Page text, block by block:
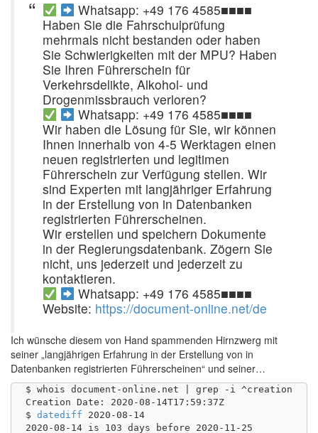
Whatsapp: +49 176 4585■■■■
Haben Sie die Fahrschulprüfung
mehrmals nicht bestanden oder haben
Sie Schwierigkeiten mit der MPU? Haben
Sie Ihren Führerschein für
Verkehrsdelikte, Alkohol- und
Drogenmissbrauch verloren?
Whatsapp: +49 176 4585■■■■
Wir haben die Lösung für Sie, wir können
Ihnen innerhalb von 4-5 Werktagen einen
neuen registrierten und legitimen
Führerschein zur Verfügung stellen. Wir
sind Experten mit langjähriger Erfahrung
in der Erstellung von in Datenbanken
registrierten Führerscheinen.
Wir erstellen und speichern Dokumente
in der Regierungsdatenbank. Zögern Sie
nicht, uns jederzeit und jederzeit zu
kontaktieren.
Whatsapp: +49 176 4585■■■■
Website: https://document-online.net/de
Ich wünsche diesem von Hand spammenden Hirnzwerg mit
seiner „langjährigen Erfahrung in der Erstellung von in
Datenbanken registrierten Führerscheinen“ und seiner…
$ whois document-online.net | grep -i ^creation
Creation Date: 2020-08-14T17:59:37Z
$ datediff 2020-08-14
2020-08-14 is 103 days before 2020-11-25